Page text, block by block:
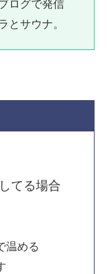
ログで発信
とサウナ。
てる場合
温める